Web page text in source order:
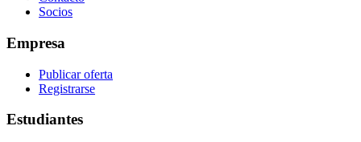
Socios
Empresa
Publicar oferta
Registrarse
Estudiantes